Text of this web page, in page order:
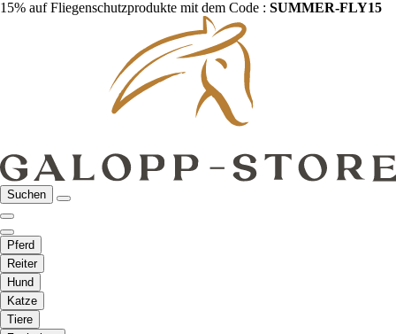
15% auf Fliegenschutzprodukte mit dem Code : SUMMER-FLY15
Suchen
Pferd
Reiter
Hund
Katze
Tiere